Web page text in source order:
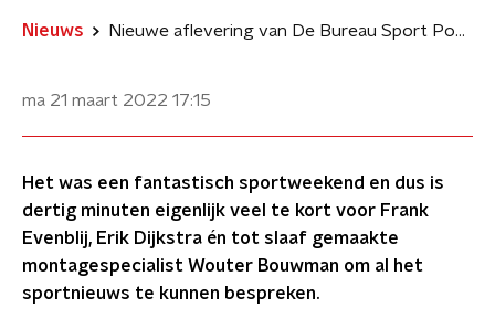
Nieuws Nieuwe aflevering van De Bureau Sport Podcast: “Badr Hari gebruikte rellen om niet weer te hoeven verliezen”
ma 21 maart 2022 17:15
Het was een fantastisch sportweekend en dus is
dertig minuten eigenlijk veel te kort voor Frank
Evenblij, Erik Dijkstra én tot slaaf gemaakte
montagespecialist Wouter Bouwman om al het
sportnieuws te kunnen bespreken.